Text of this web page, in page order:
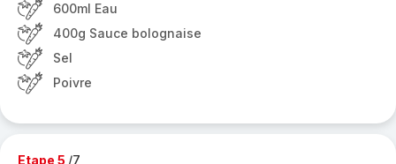
600ml Eau
400g Sauce bolognaise
Sel
Poivre
Etape 5 /7